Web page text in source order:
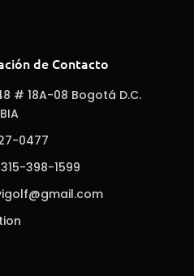
de Contacto
# 18A-08 Bogotá D.C.
0477
398-1599